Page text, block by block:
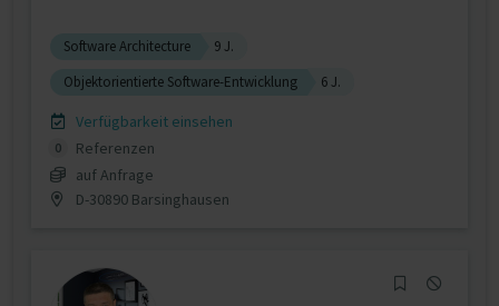
Software Architecture
9 J.
Objektorientierte Software-Entwicklung
6 J.
Verfügbarkeit einsehen
0
Referenzen
auf Anfrage
D-30890 Barsinghausen